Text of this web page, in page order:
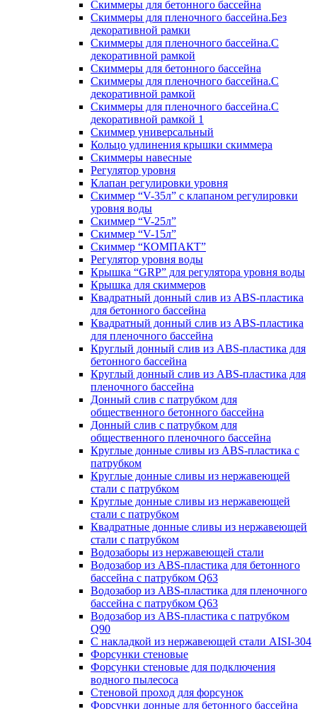
Скиммеры для бетонного бассейна
Скиммеры для пленочного бассейна.Без
декоративной рамки
Скиммеры для пленочного бассейна.С
декоративной рамкой
Скиммеры для бетонного бассейна
Скиммеры для пленочного бассейна.С
декоративной рамкой
Скиммеры для пленочного бассейна.С
декоративной рамкой 1
Скиммер универсальный
Кольцо удлинения крышки скиммера
Скиммеры навесные
Регулятор уровня
Клапан регулировки уровня
Скиммер “V-35л” с клапаном регулировки
уровня воды
Скиммер “V-25л”
Скиммер “V-15л”
Скиммер “КОМПАКТ”
Регулятор уровня воды
Крышка “GRP” для регулятора уровня воды
Крышка для скиммеров
Квадратный донный слив из ABS-пластика
для бетонного бассейна
Квадратный донный слив из ABS-пластика
для пленочного бассейна
Круглый донный слив из ABS-пластика для
бетонного бассейна
Круглый донный слив из ABS-пластика для
пленочного бассейна
Донный слив с патрубком для
общественного бетонного бассейна
Донный слив с патрубком для
общественного пленочного бассейна
Круглые донные сливы из ABS-пластика с
патрубком
Круглые донные сливы из нержавеющей
стали с патрубком
Круглые донные сливы из нержавеющей
стали с патрубком
Квадратные донные сливы из нержавеющей
стали с патрубком
Водозаборы из нержавеющей стали
Водозабор из ABS-пластика для бетонного
бассейна с патрубком Q63
Водозабор из ABS-пластика для пленочного
бассейна с патрубком Q63
Водозабор из ABS-пластика с патрубком
Q90
С накладкой из нержавеющей стали AISI-304
Форсунки стеновые
Форсунки стеновые для подключения
водного пылесоса
Стеновой проход для форсунок
Форсунки донные для бетонного бассейна